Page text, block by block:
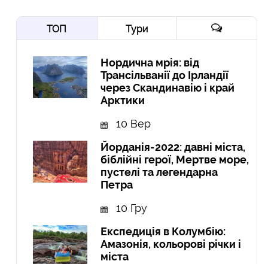
ТОП Тури
Нордична мрія: від
Трансільванії до Ірландії
через Скандинавію і край
Арктики
10 Вер
Йорданія-2022: давні міста,
біблійні герої, Мертве море,
пустелі та легендарна
Петра
10 Гру
Експедиція в Колумбію:
Амазонія, кольорові річки і
міста